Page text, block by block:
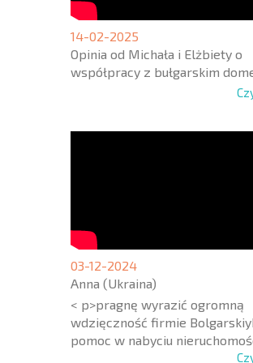
14-02-2025
Opinia od Michała i Elżbiety o
współpracy z bułgarskim
03-12-2024
Anna (Ukraina)
< p>pragnę wyrazić ogromną
wdzięczność firmie
pomoc w nabyciu